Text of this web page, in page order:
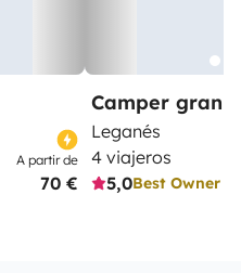
A partir de
70 €
Camper gran
Leganés
4 viajeros
5,0Best Owner